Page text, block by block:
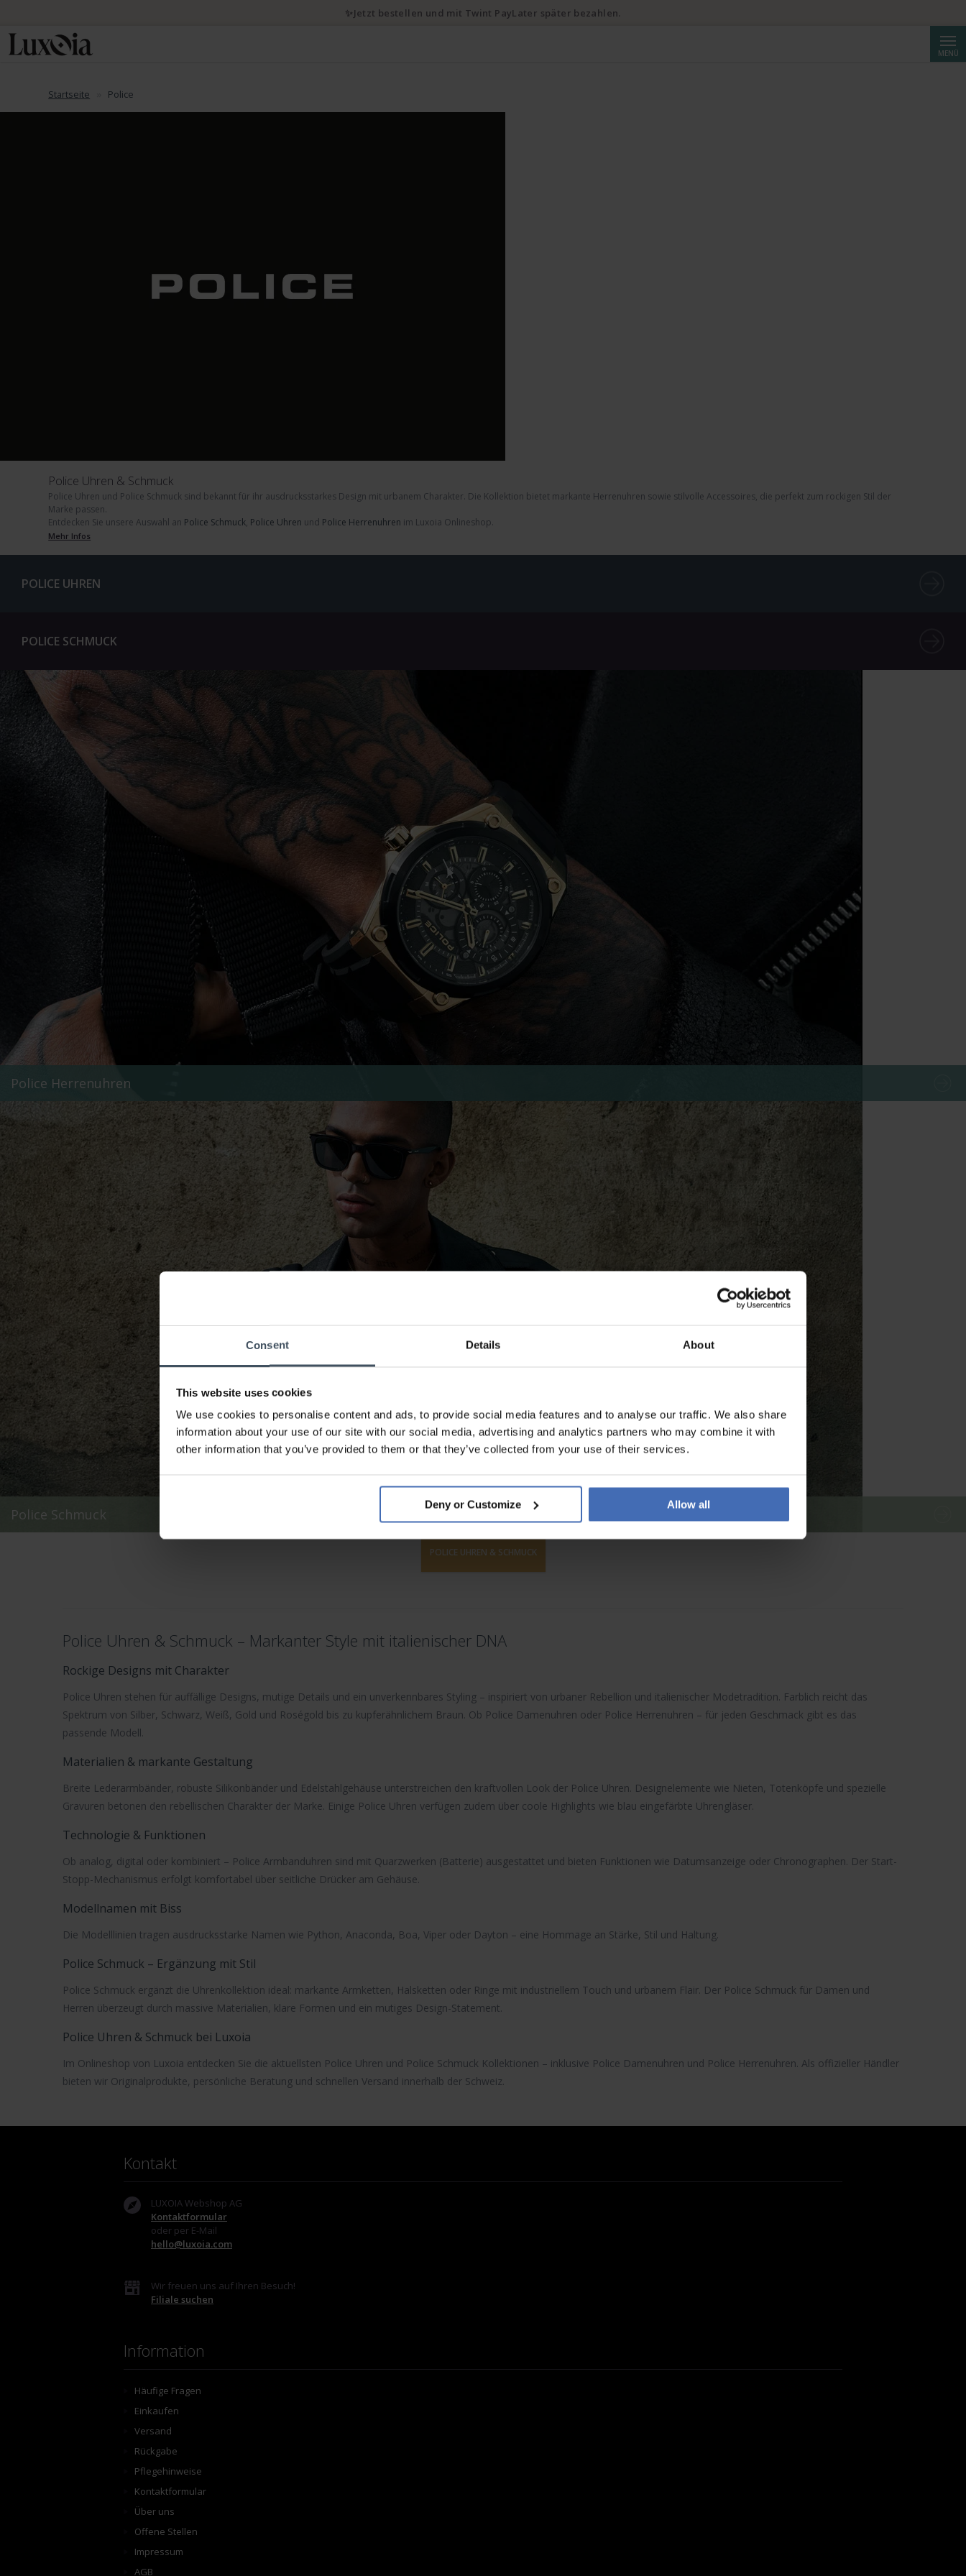
Consent Details About
This website uses cookies
We use cookies to personalise content and ads, to provide social media features and to analyse our traffic. We also share
information about your use of our site with our social media, advertising and analytics partners who may combine it with
other information that you’ve provided to them or that they’ve collected from your use of their services.
Deny or Customize Allow all
MENÜ
Startseite Police
Police Uhren & Schmuck
Police Uhren und Police Schmuck sind bekannt für ihr ausdrucksstarkes Design mit urbanem Charakter. Die Kollektion bietet markante Herrenuhren sowie stilvolle Accessoires, die perfekt zum rockigen Stil der
Marke passen.
Entdecken Sie unsere Auswahl an Police Schmuck, Police Uhren und Police Herrenuhren im Luxoia Onlineshop.
Mehr Infos
POLICE UHREN
POLICE SCHMUCK
Police Herrenuhren
Police Schmuck
POLICE UHREN & SCHMUCK
Police Uhren & Schmuck – Markanter Style mit italienischer DNA
Rockige Designs mit Charakter
Police Uhren stehen für auffällige Designs, mutige Details und ein unverkennbares Styling – inspiriert von urbaner Rebellion und italienischer Modetradition. Farblich reicht das
Spektrum von Silber, Schwarz, Weiß, Gold und Roségold bis zu kupferähnlichem Braun. Ob Police Damenuhren oder Police Herrenuhren – für jeden Geschmack gibt es das
passende Modell.
Materialien & markante Gestaltung
Breite Lederarmbänder, robuste Silikonbänder und Edelstahlgehäuse unterstreichen den kraftvollen Look der Police Uhren. Designelemente wie Nieten, Totenköpfe und spezielle
Gravuren betonen den rebellischen Charakter der Marke. Einige Police Uhren verfügen zudem über coole Highlights wie blau eingefärbte Uhrengläser.
Technologie & Funktionen
Ob analog, digital oder kombiniert – Police Armbanduhren sind mit Quarzwerken (Batterie) ausgestattet und bieten Funktionen wie Datumsanzeige oder Chronographen. Der Start-
Stopp-Mechanismus erfolgt komfortabel über seitliche Drücker am Gehäuse.
Modellnamen mit Biss
Die Modelllinien tragen ausdrucksstarke Namen wie Python, Anaconda, Boa, Viper oder Dayton – eine Hommage an Stärke, Stil und Haltung.
Police Schmuck – Ergänzung mit Stil
Police Schmuck ergänzt die Uhrenkollektion ideal: markante Armketten, Halsketten oder Ringe mit industriellem Touch und urbanem Flair. Der Police Schmuck für Damen und
Herren überzeugt durch massive Materialien, klare Formen und ein mutiges Design-Statement.
Police Uhren & Schmuck bei Luxoia
Im Onlineshop von Luxoia entdecken Sie die aktuellsten Police Uhren und Police Schmuck Kollektionen – inklusive Police Damenuhren und Police Herrenuhren. Als offizieller Händler
bieten wir Originalprodukte, persönliche Beratung und schnellen Versand innerhalb der Schweiz.
Kontakt
LUXOIA Webshop AG
Kontaktformular
oder per E-Mail
hello@luxoia.com
Wir freuen uns auf Ihren Besuch!
Filiale suchen
Information
Häufige Fragen
Einkaufen
Versand
Rückgabe
Pflegehinweise
Kontaktformular
Über uns
Offene Stellen
Impressum
AGB
✨Jetzt bestellen und mit Twint PayLater später bezahlen.